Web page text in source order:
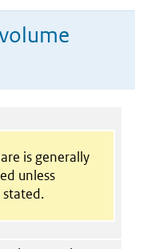
is generally
unless